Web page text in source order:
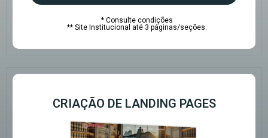
* Consulte condições
** Site Institucional até 3 páginas/seções.
CRIAÇÃO DE LANDING PAGES